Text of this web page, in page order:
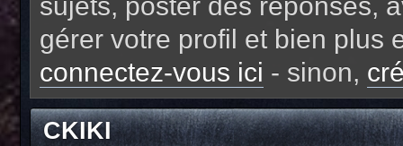
gérer votre profil et bien plus
connectez-vous ici - sinon,
CKIKI